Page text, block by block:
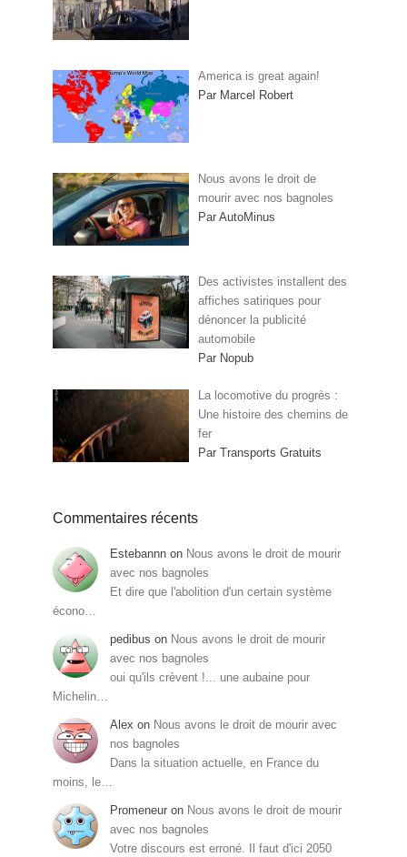
America is great again!
Par Marcel Robert
Nous avons le droit de
mourir avec nos bagnoles
Par AutoMinus
Des activistes installent des
affiches satiriques pour
dénoncer la publicité
automobile
Par Nopub
La locomotive du progrès :
Une histoire des chemins de
fer
Par Transports Gratuits
Commentaires récents
Estebannn on Nous avons le droit de mourir
avec nos bagnoles
Et dire que l'abolition d'un certain système
écono…
pedibus on Nous avons le droit de mourir
avec nos bagnoles
oui qu'ils crèvent !... une aubaine pour
Michelin…
Alex on Nous avons le droit de mourir avec
nos bagnoles
Dans la situation actuelle, en France du
moins, le…
Promeneur on Nous avons le droit de mourir
avec nos bagnoles
Votre discours est erroné. Il faut d'ici 2050